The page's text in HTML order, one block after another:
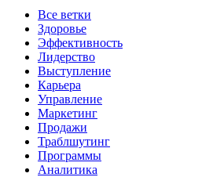
Все ветки
Здоровье
Эффективность
Лидерство
Выступление
Карьера
Управление
Маркетинг
Продажи
Траблшутинг
Программы
Аналитика